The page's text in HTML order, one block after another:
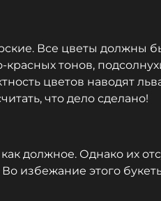
Все цветы должны
тонов,
цветов наводят
что дело сделано!
должное. Однако их
избежание этого